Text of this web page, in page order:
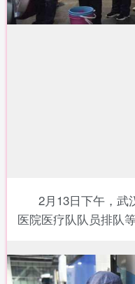
2月13日下午，武
医院医疗队队员排队